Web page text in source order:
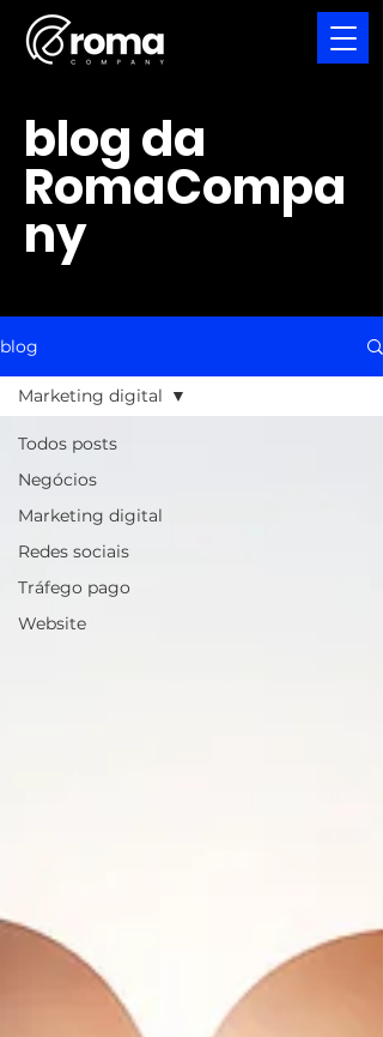
blog da
RomaCompa
ny
blog
Todos posts
Negócios
Marketing digital
Redes sociais
Tráfego pago
Website
Marketing digital